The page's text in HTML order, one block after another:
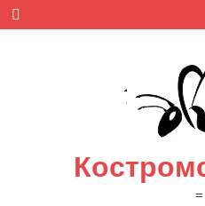
Skip
content
=